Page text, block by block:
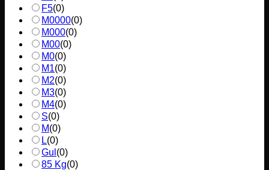
F5(0)
M0000(0)
M000(0)
M00(0)
M0(0)
M1(0)
M2(0)
M3(0)
M4(0)
S(0)
M(0)
L(0)
Gul (0)
85 Kg(0)